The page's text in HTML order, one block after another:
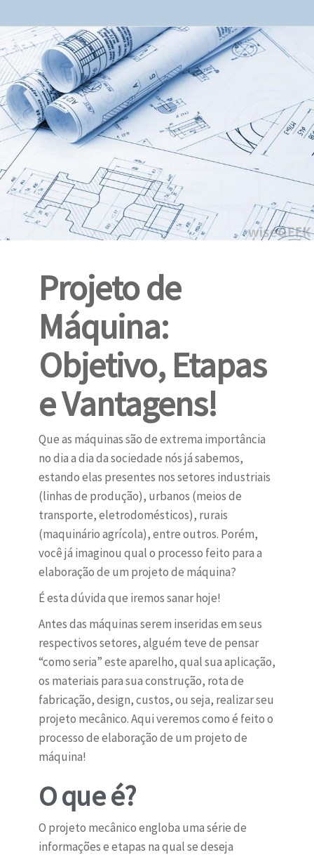
Projeto de
Máquina:
Objetivo, Etapas
e Vantagens!
Que as máquinas são de extrema importância
no dia a dia da sociedade nós já sabemos,
estando elas presentes nos setores industriais
(linhas de produção), urbanos (meios de
transporte, eletrodomésticos), rurais
(maquinário agrícola), entre outros. Porém,
você já imaginou qual o processo feito para a
elaboração de um projeto de máquina?
É esta dúvida que iremos sanar hoje!
Antes das máquinas serem inseridas em seus
respectivos setores, alguém teve de pensar
“como seria” este aparelho, qual sua aplicação,
os materiais para sua construção, rota de
fabricação, design, custos, ou seja, realizar seu
projeto mecânico. Aqui veremos como é feito o
processo de elaboração de um projeto de
máquina!
O que é?
O projeto mecânico engloba uma série de
informações e etapas na qual se deseja